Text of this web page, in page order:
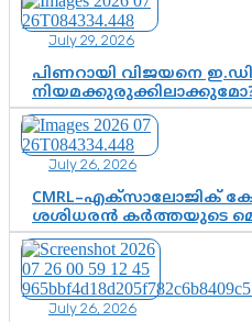
കേന്ദ്രനേതൃത്വം,
രാജീവ് ചന്ദ്രശേഖർ,
കെ. സുരേന്ദ്രൻ;
ശോഭാ സുരേന്ദ്രൻ..
July 29, 2026
പിണറായി വിജയനെ ഇ.ഡി
വിജയൻ
കർത്തയുടെ മൊഴി
വഴിത്തിരിവാകുമോ?
July 26, 2026
CMRL–എക്‌സാലോജിക്
ശശിധരൻ കർത്തയുടെ
അടിസ്ഥാനത്തിൽ
വിജയനെ ചോദ്യം
തീരുമാനം;
കൂടുതൽ തെളിവുകൾ
ഇഡി
July 26, 2026